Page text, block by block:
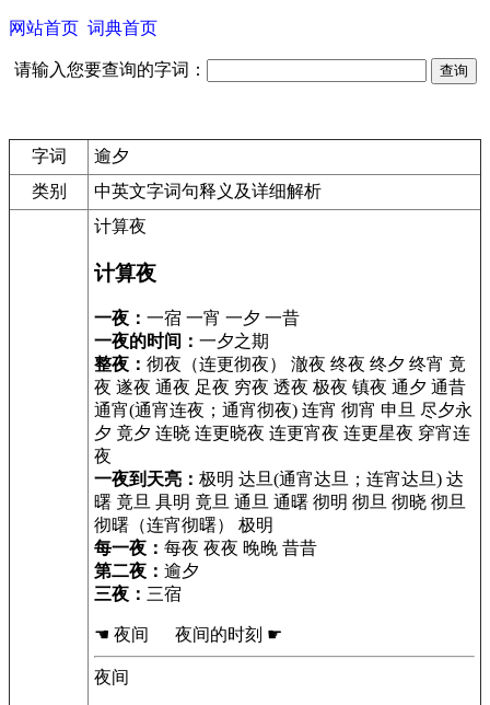
网站首页 词典首页
请输入您要查询的字词：
字词
逾夕
类别
中英文字词句释义及详细解析
计算夜
计算夜
一夜： 一宿 一宵 一夕 一昔
一夜的时间： 一夕之期
整夜： 彻夜（连更彻夜） 澈夜 终夜 终夕 终宵 竟
夜 遂夜 通夜 足夜 穷夜 透夜 极夜 镇夜 通夕 通昔
通宵(通宵连夜；通宵彻夜) 连宵 彻宵 申旦 尽夕永
夕 竟夕 连晓 连更晓夜 连更宵夜 连更星夜 穿宵连
夜
一夜到天亮： 极明 达旦(通宵达旦；连宵达旦) 达
曙 竟旦 具明 竟旦 通旦 通曙 彻明 彻旦 彻晓 彻旦
彻曙（连宵彻曙） 极明
每一夜： 每夜 夜夜 晚晚 昔昔
第二夜： 逾夕
三夜： 三宿
☚ 夜间 夜间的时刻 ☛
夜间